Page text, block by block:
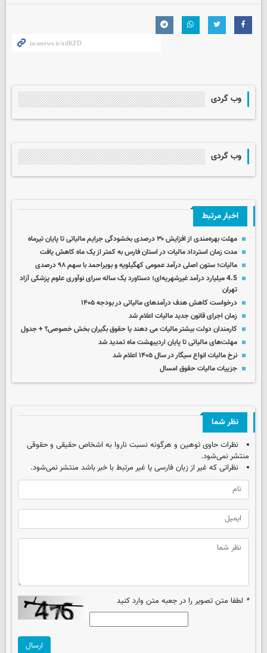
وب گردی
وب گردی
اخبار مرتبط
مهلت بهره‌مندی از افزایش ۳۰ درصدی بخشودگی جرایم مالیاتی تا پایان تیرماه
مدت زمان استرداد مالیات در استان فارس به کمتر از یک ماه کاهش یافت
مالیات؛ ستون اصلی درآمد عمومی کهگیلویه و بویراحمد با سهم ۹۸ درصدی
4.5 میلیارد درآمد غیرشهریه‌ای؛ دستاورد یک ساله سرای نوآوری علوم پزشکی آزاد
تهران
درخواست کاهش هدف درآمدهای مالیاتی در بودجه ۱۴۰۵
زمان اجرای قانون جدید مالیات اعلام شد
کارمندان دولت بیشتر مالیات می دهند یا حقوق بگیران بخش خصوصی؟ + جدول
مهلت‌های مالیاتی تا پایان اردیبهشت ماه تمدید شد
نرخ مالیات انواع سیگار در سال ۱۴۰۵ اعلام شد
جزییات مالیات حقوق امسال
نظر شما
نظرات حاوی توهین و هرگونه نسبت ناروا به اشخاص حقیقی و حقوقی
منتشر نمی‌شود.
نظراتی که غیر از زبان فارسی یا غیر مرتبط با خبر باشد منتشر نمی‌شود.
* لطفا متن تصویر را در جعبه متن وارد کنید
ارسال